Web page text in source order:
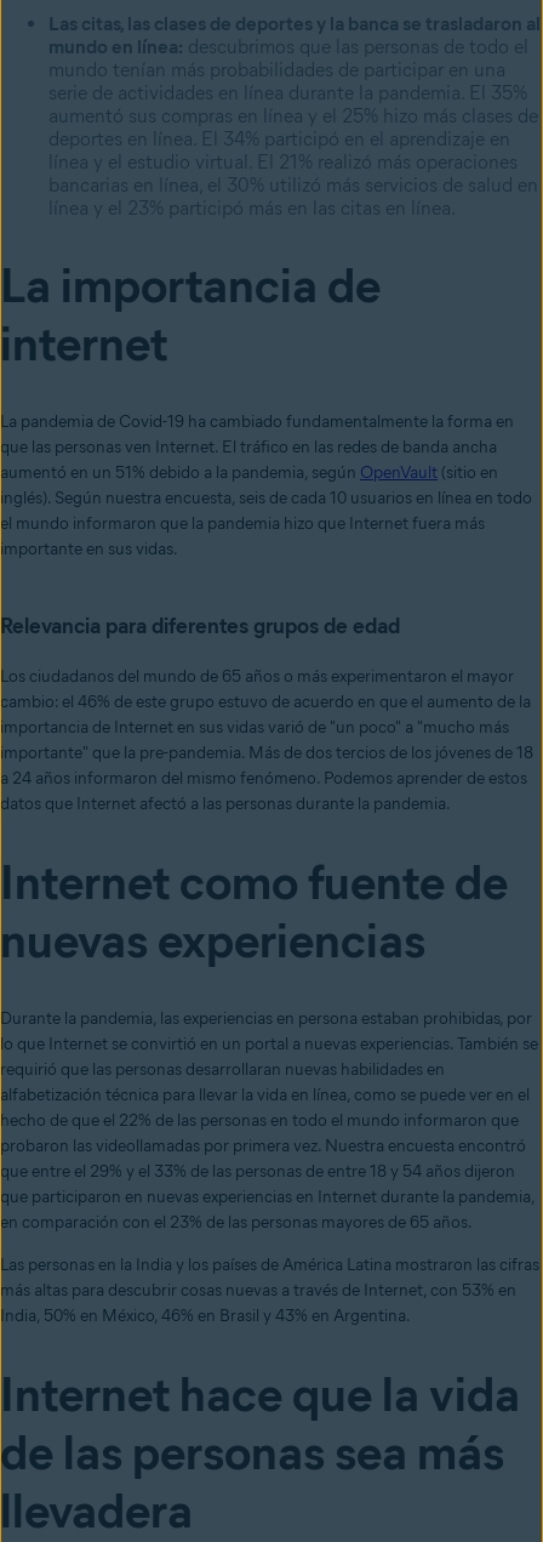
Las citas, las clases de deportes y la banca se trasladaron al
mundo en línea: descubrimos que las personas de todo el
mundo tenían más probabilidades de participar en una
serie de actividades en línea durante la pandemia. El 35%
aumentó sus compras en línea y el 25% hizo más clases de
deportes en línea. El 34% participó en el aprendizaje en
línea y el estudio virtual. El 21% realizó más operaciones
bancarias en línea, el 30% utilizó más servicios de salud en
línea y el 23% participó más en las citas en línea.
La importancia de
internet
La pandemia de Covid-19 ha cambiado fundamentalmente la forma en
que las personas ven Internet. El tráfico en las redes de banda ancha
aumentó en un 51% debido a la pandemia, según OpenVault (sitio en
inglés). Según nuestra encuesta, seis de cada 10 usuarios en línea en todo
el mundo informaron que la pandemia hizo que Internet fuera más
importante en sus vidas.
Relevancia para diferentes grupos de edad
Los ciudadanos del mundo de 65 años o más experimentaron el mayor
cambio: el 46% de este grupo estuvo de acuerdo en que el aumento de la
importancia de Internet en sus vidas varió de "un poco" a "mucho más
importante" que la pre-pandemia. Más de dos tercios de los jóvenes de 18
a 24 años informaron del mismo fenómeno. Podemos aprender de estos
datos que Internet afectó a las personas durante la pandemia.
Internet como fuente de
nuevas experiencias
Durante la pandemia, las experiencias en persona estaban prohibidas, por
lo que Internet se convirtió en un portal a nuevas experiencias. También se
requirió que las personas desarrollaran nuevas habilidades en
alfabetización técnica para llevar la vida en línea, como se puede ver en el
hecho de que el 22% de las personas en todo el mundo informaron que
probaron las videollamadas por primera vez. Nuestra encuesta encontró
que entre el 29% y el 33% de las personas de entre 18 y 54 años dijeron
que participaron en nuevas experiencias en Internet durante la pandemia,
en comparación con el 23% de las personas mayores de 65 años.
Las personas en la India y los países de América Latina mostraron las cifras
más altas para descubrir cosas nuevas a través de Internet, con 53% en
India, 50% en México, 46% en Brasil y 43% en Argentina.
Internet hace que la vida
de las personas sea más
llevadera